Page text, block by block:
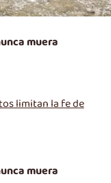
muera
limitan la fe de
muera